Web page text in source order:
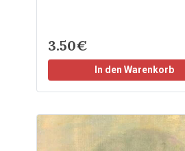
3.50€
In den Warenkorb